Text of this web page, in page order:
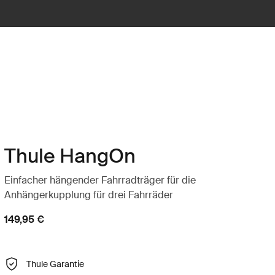
Thule HangOn
Einfacher hängender Fahrradträger für die
Anhängerkupplung für drei Fahrräder
149,95 €
Thule Garantie